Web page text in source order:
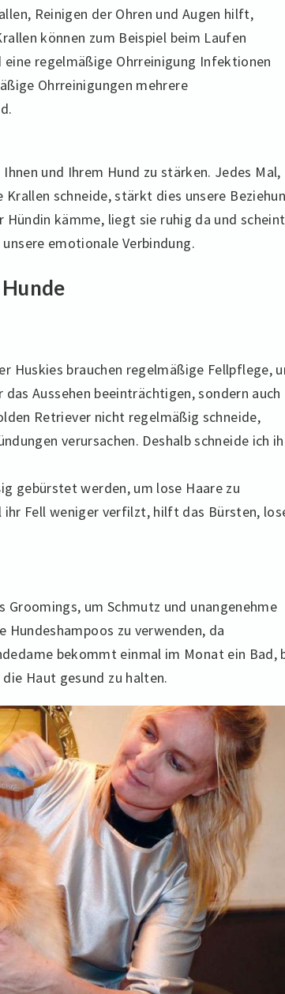
Reinigen der Ohren und Augen hilft,
können zum Beispiel beim Laufen
eine regelmäßige Ohrreinigung Infektionen
Ohrreinigungen mehrere
und Ihrem Hund zu stärken. Jedes Mal,
schneide, stärkt dies unsere
kämme, liegt sie ruhig da und scheint
emotionale Verbindung.
Huskies brauchen regelmäßige Fellpflege,
Aussehen beeinträchtigen, sondern auch
Retriever nicht regelmäßig schneide,
verursachen. Deshalb schneide ich
gebürstet werden, um lose Haare zu
ihr Fell weniger verfilzt, hilft das Bürsten,
um Schmutz und unangenehme
zu verwenden, da
bekommt einmal im Monat ein Bad,
Haut gesund zu halten.